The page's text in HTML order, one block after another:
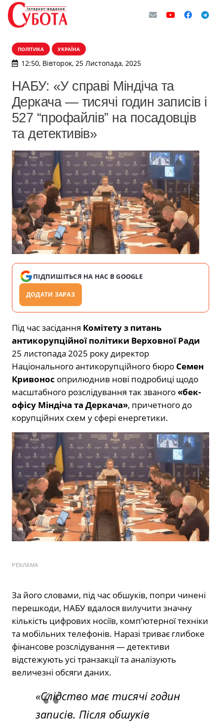
ПОЛІТИКА УКРАЇНА
12:50, Вівторок, 25 Листопада, 2025
НАБУ: «У справі Міндіча та
Деркача — тисячі годин записів і
527 “профайлів” на посадовців
та детективів»
ПІДПИШІТЬСЯ НА НАС В GOOGLE
ДОДАТИ ЗАРАЗ
Під час засідання Комітету з питань
антикорупційної політики Верховної Ради
25 листопада 2025 року директор
Національного антикорупційного бюро Семен
Кривонос оприлюднив нові подробиці щодо
масштабного розслідування так званого«бек-
офісу Міндіча та Деркача», причетного до
корупційних схем у сфері енергетики.
РЕКЛАМА
За його словами, під час обшуків, попри чинені
перешкоди, НАБУ вдалося вилучити значну
кількість цифрових носіїв, комп’ютерної техніки
та мобільних телефонів. Наразі триває глибоке
фінансове розслідування — детективи
відстежують усі транзакції та аналізують
величезні обсяги даних.
«Слідство має тисячі годин
записів. Після обшуків